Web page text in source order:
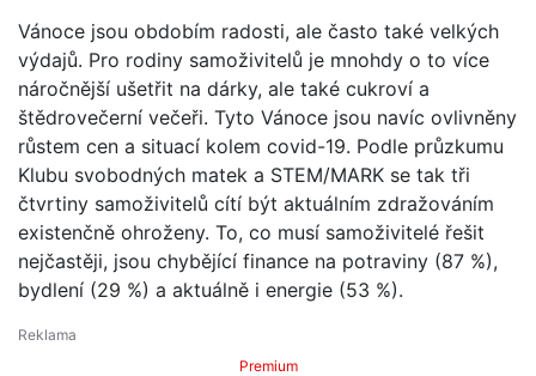
Vánoce jsou obdobím radosti, ale často také velkých
výdajů. Pro rodiny samoživitelů je mnohdy o to více
náročnější ušetřit na dárky, ale také cukroví a
štědrovečerní večeři. Tyto Vánoce jsou navíc ovlivněny
růstem cen a situací kolem covid-19. Podle průzkumu
Klubu svobodných matek a STEM/MARK se tak tři
čtvrtiny samoživitelů cítí být aktuálním zdražováním
existenčně ohroženy. To, co musí samoživitelé řešit
nejčastěji, jsou chybějící finance na potraviny (87 %),
bydlení (29 %) a aktuálně i energie (53 %).
Premium